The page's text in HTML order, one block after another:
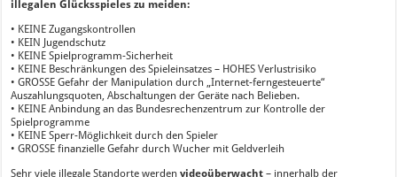
illegalen Glücksspieles zu meiden:
• KEINE Zugangskontrollen
• KEIN Jugendschutz
• KEINE Spielprogramm-Sicherheit
• KEINE Beschränkungen des Spieleinsatzes – HOHES Verlustrisiko
• GROSSE Gefahr der Manipulation durch „Internet-ferngesteuerte“
Auszahlungsquoten, Abschaltungen der Geräte nach Belieben.
• KEINE Anbindung an das Bundesrechenzentrum zur Kontrolle der
Spielprogramme
• KEINE Sperr-Möglichkeit durch den Spieler
• GROSSE finanzielle Gefahr durch Wucher mit Geldverleih
Sehr viele illegale Standorte werdenvideoüberwacht– innerhalb der